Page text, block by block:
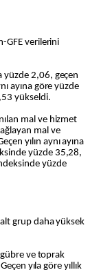
GFE verilerini
yüzde 2,06, geçen
ayına göre yüzde
yükseldi.
mal ve hizmet
mal ve
yılın aynı ayına
yüzde 35,28,
yüzde
alt grup daha yüksek
gübre ve toprak
yıla göre yıllık